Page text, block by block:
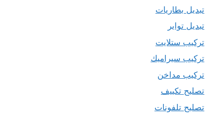
تبديل بطاريات
تبديل تواير
تركيب ستلايت
تركيب سيراميك
تركيب مداخن
تصليح تكييف
تصليح تلفونات